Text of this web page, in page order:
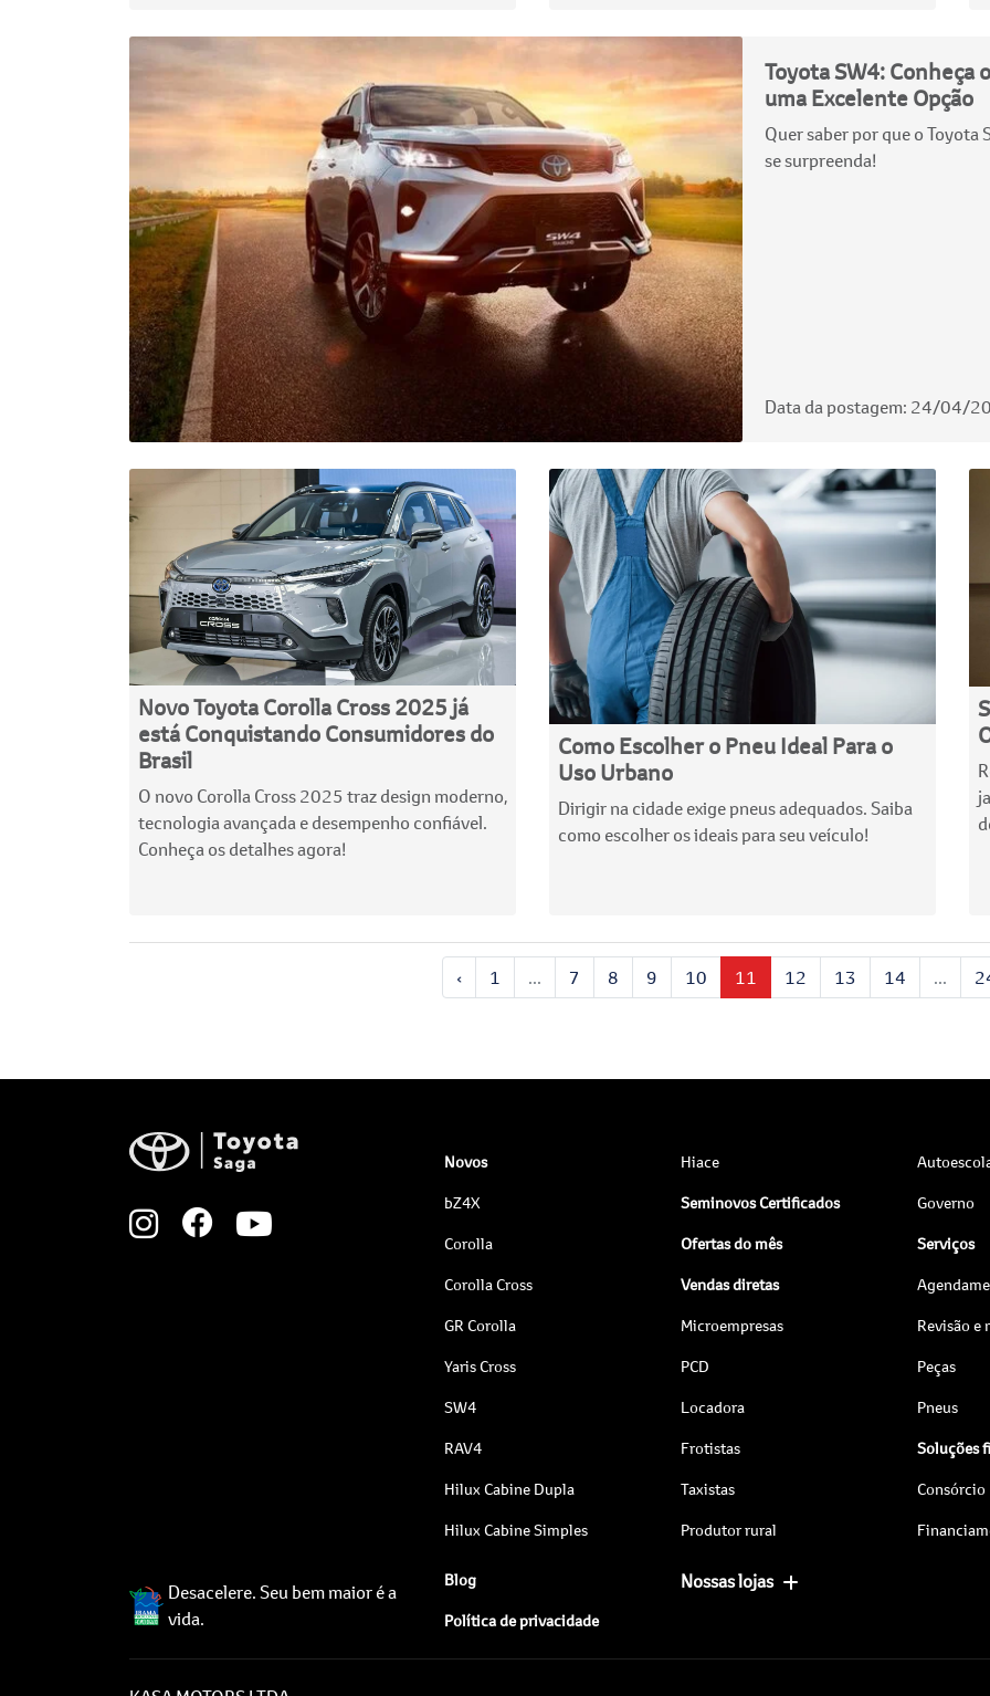
Toyota SW4: Conheça
uma Excelente Opção
Quer saber por que o Toyota
se surpreenda!
Data da postagem: 24/04/
Novo Toyota Corolla Cross 2025 já
está Conquistando Consumidores do
Brasil
O novo Corolla Cross 2025 traz design moderno,
tecnologia avançada e desempenho confiável.
Conheça os detalhes agora!
Como Escolher o Pneu Ideal Para o
Uso Urbano
Dirigir na cidade exige pneus adequados. Saiba
como escolher os ideais para seu veículo!
‹ 1 ... 7 8 9 10 11 12 13 14 ...
Desacelere. Seu bem maior é a
vida.
Novos
bZ4X
Corolla
Corolla Cross
GR Corolla
Yaris Cross
SW4
RAV4
Hilux Cabine Dupla
Hilux Cabine Simples
Hiace
Seminovos Certificados
Ofertas do mês
Vendas diretas
Microempresas
PCD
Locadora
Frotistas
Taxistas
Produtor rural
Governo
Serviços
Revisão e
Peças
Pneus
Soluções
Consórcio
Blog
Política de privacidade
Nossas lojas